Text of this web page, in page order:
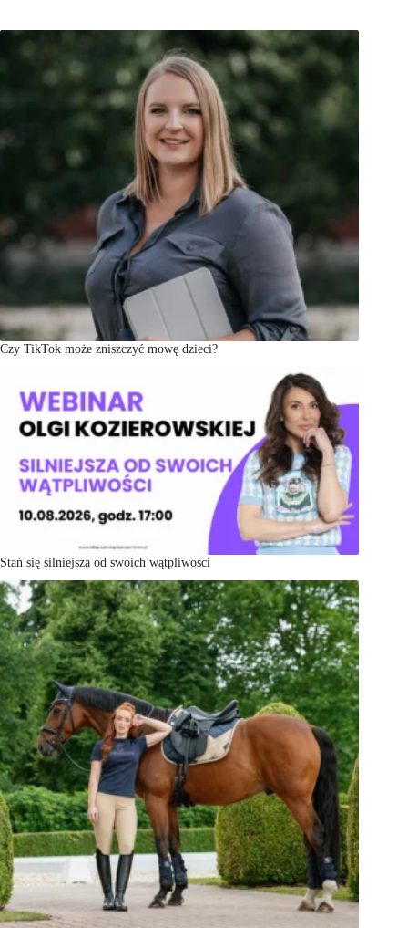
Czy TikTok może zniszczyć mowę dzieci?
Stań się silniejsza od swoich wątpliwości